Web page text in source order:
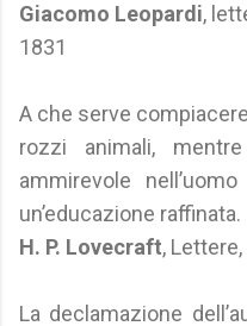
Giacomo Leopardi,
1831
A che serve
rozzi animali,
ammirevole
un’educazione raffinata.
H. P. Lovecraft,
La declamazione